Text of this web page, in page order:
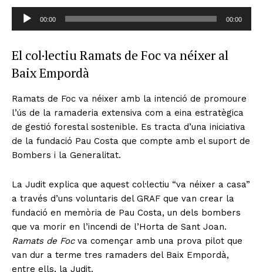
o
d
à
u
i
o
r
o
u
c
t
o
r
'
à
u
d
o
00:00 00:00
El col·lectiu Ramats de Foc va néixer al
Baix Empordà
Ramats de Foc va néixer amb la intenció de promoure
l’ús de la ramaderia extensiva com a eina estratègica
de gestió forestal sostenible. Es tracta d’una iniciativa
de la fundació Pau Costa que compte amb el suport de
Bombers i la Generalitat.
La Judit explica que aquest col·lectiu “va néixer a casa”
a través d’uns voluntaris del GRAF que van crear la
fundació en memòria de Pau Costa, un dels bombers
que va morir en l’incendi de l’Horta de Sant Joan.
Ramats de Focva començar amb una prova pilot que
van dur a terme tres ramaders del Baix Empordà,
entre ells, la Judit.